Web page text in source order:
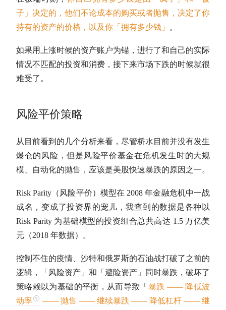
子」决定的，他们不论成本的购买或者抛售，决定了你
持有的资产的价格，以及你「拥有多少钱」
。
如果用上涨时候的资产账户为锚，进行了和自己的实际
情况不匹配的投资和消费，接下来市场下跌的时候就很
难受了 。
风险平价策略
从目前看到的几个分析来看，尽管桥水目前并没有发生
爆仓的风险，但是风险平价基金在危机发生时的大规
模、自动化的抛售，应该是美股快速暴跌的原因之一。
Risk Parity（风险平价）模型在 2008 年金融危机中一战
成名，变成了投资界的宠儿，我查到的数据是各种以
Risk Parity 为基础模型的投资组合总共高达 1.5 万亿美
元（2018 年数据）。
控制不住的疫情、沙特和俄罗斯的石油战打破了之前的
逻辑，「风险资产」和「避险资产」同时暴跌，破坏了
策略赖以为基础的平衡，从而导致「 暴跌 —— 降低波
动率
—— 抛售 —— 继续暴跌 —— 降低杠杆 —— 继